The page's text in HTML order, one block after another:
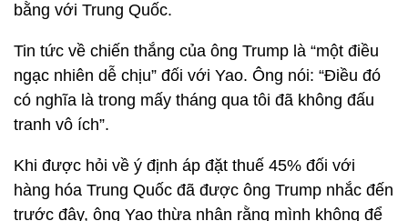
bằng với Trung Quốc.
Tin tức về chiến thắng của ông Trump là “một điều
ngạc nhiên dễ chịu” đối với Yao. Ông nói: “Điều đó
có nghĩa là trong mấy tháng qua tôi đã không đấu
tranh vô ích”.
Khi được hỏi về ý định áp đặt thuế 45% đối với
hàng hóa Trung Quốc đã được ông Trump nhắc đến
trước đây, ông Yao thừa nhận rằng mình không để